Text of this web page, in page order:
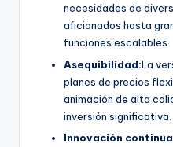
necesidades de
aficionados hasta
funciones escalables.
Asequibilidad:La
planes de precios
animación de alta
inversión significativa.
Innovación